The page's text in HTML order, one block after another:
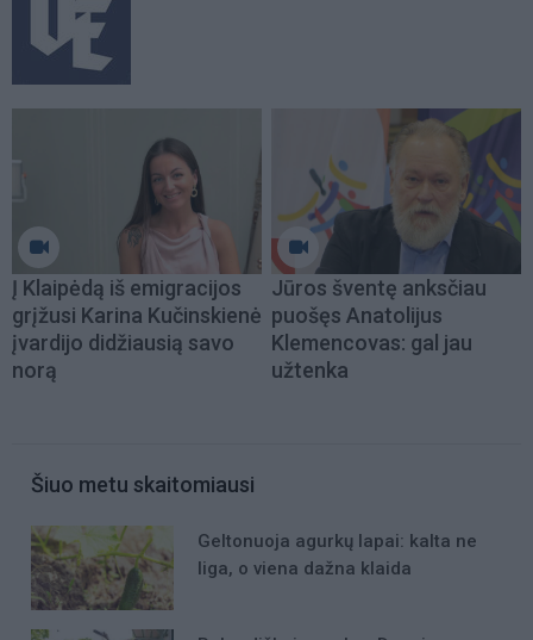
Į Klaipėdą iš emigracijos
grįžusi Karina Kučinskienė
įvardijo didžiausią savo
norą
Jūros šventę anksčiau
puošęs Anatolijus
Klemencovas: gal jau
užtenka
Šiuo metu skaitomiausi
Geltonuoja agurkų lapai: kalta ne
liga, o viena dažna klaida